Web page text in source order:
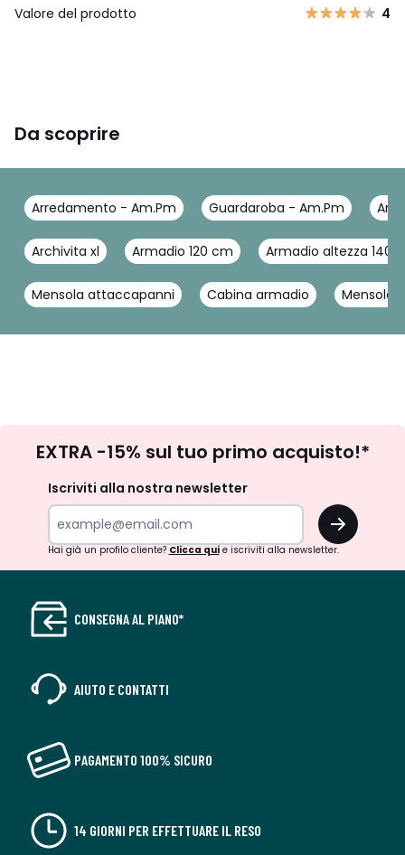
Valore del prodotto
4
Da scoprire
Arredamento - Am.Pm Guardaroba - Am.Pm
Archivita xl Armadio 120 cm Armadio altezza 140
Mensola attaccapanni Cabina armadio Mensole
newsletter
EXTRA -15% sul tuo primo acquisto!*
Iscriviti alla nostra newsletter
OK
Hai già un profilo cliente?Clicca quie iscriviti alla newsletter.
CONSEGNA AL PIANO*
AIUTO E CONTATTI
PAGAMENTO 100% SICURO
14 GIORNI PER EFFETTUARE IL RESO